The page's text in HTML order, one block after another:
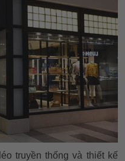
truyền thống và thiết kế